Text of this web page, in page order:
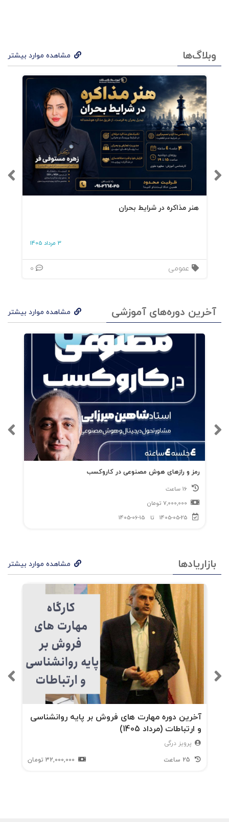
وبلاگ‌ها مشاهده موارد بیشتر
هنر مذاکره در شرایط بحران
3 مرداد 1405
عمومی
آخرین دوره‌های آموزشی مشاهده موارد بیشتر
رمز و رازهای هوش مصنوعی در کاروکسب
7,000,000 تومان
1405-05-25
تا 1405-06-15
بازاریادها مشاهده موارد بیشتر
آخرین دوره مهارت های فروش بر پایه روانشناسی
و ارتباطات (مرداد 1405)
پرویز درگی
32,000,000 تومان